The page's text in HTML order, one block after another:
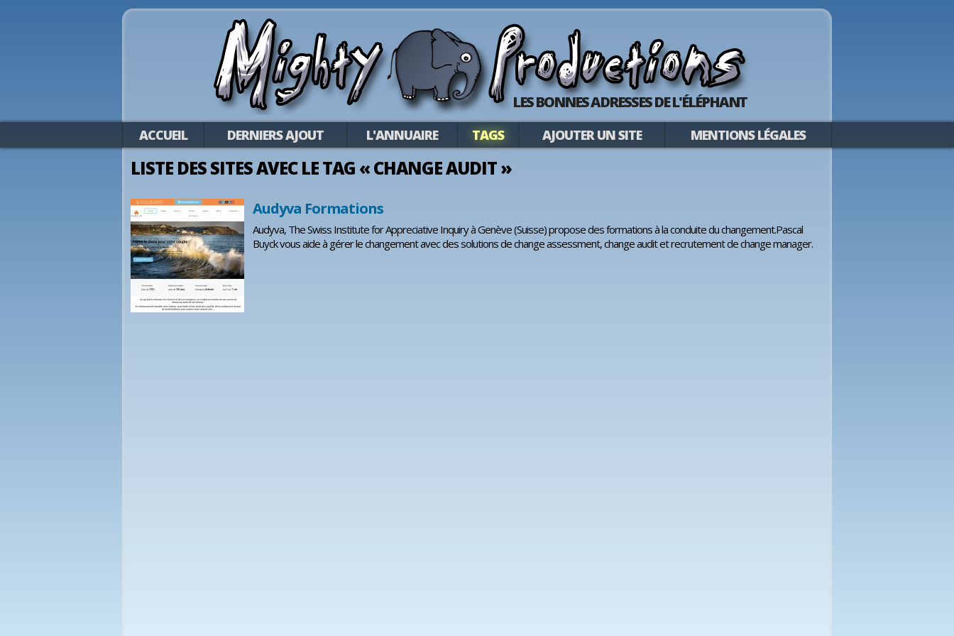
LES BONNES ADRESSES DE L'ÉLÉPHANT
ACCUEIL DERNIERS AJOUT L'ANNUAIRE TAGS AJOUTER UN SITE MENTIONS LÉGALES
LISTE DES SITES AVEC LE TAG « CHANGE AUDIT »
Audyva Formations
Audyva, The Swiss Institute for Appreciative Inquiry à Genève (Suisse) propose des formations à la conduite du changement.Pascal
Buyck vous aide à gérer le changement avec des solutions de change assessment, change audit et recrutement de change manager.